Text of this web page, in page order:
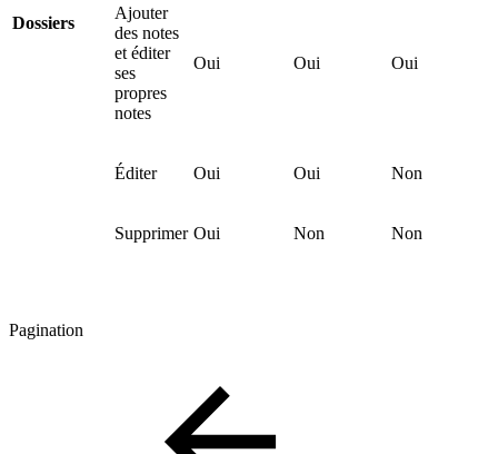
Dossiers
Ajouter
des notes
et éditer
ses
propres
notes
Oui Oui Oui
Éditer Oui Oui Non
Supprimer Oui Non Non
Pagination